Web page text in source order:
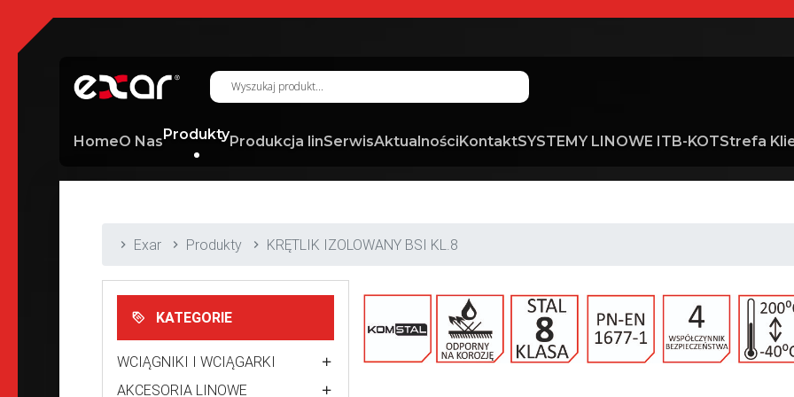
HomeO NasProduktyProdukcja linSerwisAktualnościKontaktSYSTEMY LINOWE ITB-KOTStrefa
Exar Produkty KRĘTLIK IZOLOWANY BSI KL.8
KATEGORIE
WCIĄGNIKI I WCIĄGARKI
AKCESORIA LINOWE